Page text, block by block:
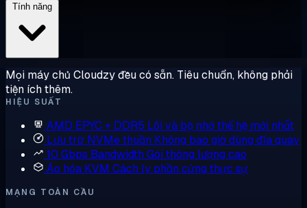
Mọi máy chủ Cloudzy đều có sẵn. Tiêu chuẩn, không phải
tiện ích thêm.
HIỆU SUẤT
AMD EPYC + DDR5 Lõi và bộ nhớ thế hệ mới nhất
Lưu trữ NVMe thuần Không bao giờ dùng đĩa quay
10 Gbps Bandwidth Gói thông lượng cao
Ảo hóa KVM Cách ly phần cứng thực sự
MẠNG TOÀN CẦU